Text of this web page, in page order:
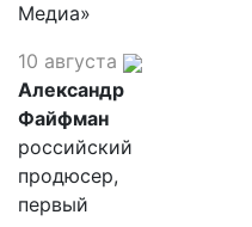
Медиа»
10 августа
Александр
Файфман
российский
продюсер,
первый